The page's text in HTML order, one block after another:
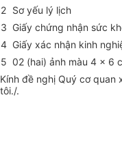
2 Sơ yếu lý lịch
3 Giấy chứng nhận sức
4 Giấy xác nhận kinh
5 02 (hai) ảnh màu 4 x 6
Kính đề nghị Quý cơ
tôi./.